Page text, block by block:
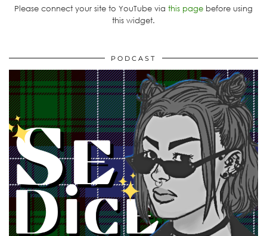
Please connect your site to YouTube via this page before using
this widget.
PODCAST